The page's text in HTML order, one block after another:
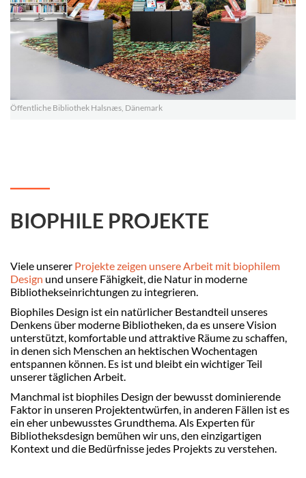
Öffentliche Bibliothek Halsnæs, Dänemark
BIOPHILE PROJEKTE
Viele unserer Projekte zeigen unsere Arbeit mit biophilem
Design und unsere Fähigkeit, die Natur in moderne
Bibliothekseinrichtungen zu integrieren.
Biophiles Design ist ein natürlicher Bestandteil unseres
Denkens über moderne Bibliotheken, da es unsere Vision
unterstützt, komfortable und attraktive Räume zu schaffen,
in denen sich Menschen an hektischen Wochentagen
entspannen können. Es ist und bleibt ein wichtiger Teil
unserer täglichen Arbeit.
Manchmal ist biophiles Design der bewusst dominierende
Faktor in unseren Projektentwürfen, in anderen Fällen ist es
ein eher unbewusstes Grundthema. Als Experten für
Bibliotheksdesign bemühen wir uns, den einzigartigen
Kontext und die Bedürfnisse jedes Projekts zu verstehen.